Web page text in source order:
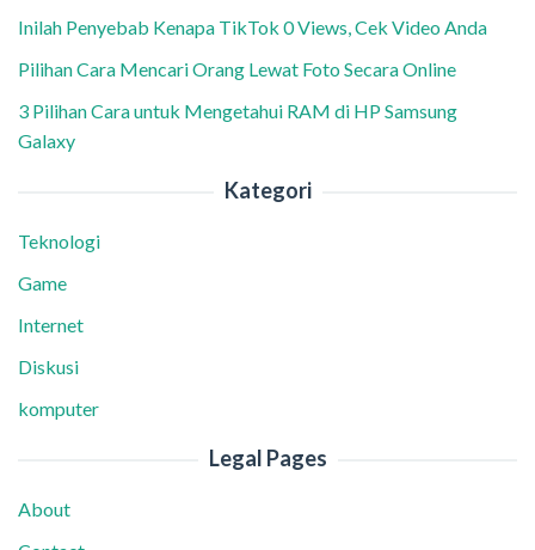
Inilah Penyebab Kenapa TikTok 0 Views, Cek Video Anda
Pilihan Cara Mencari Orang Lewat Foto Secara Online
3 Pilihan Cara untuk Mengetahui RAM di HP Samsung
Galaxy
Kategori
Teknologi
Game
Internet
Diskusi
komputer
Legal Pages
About